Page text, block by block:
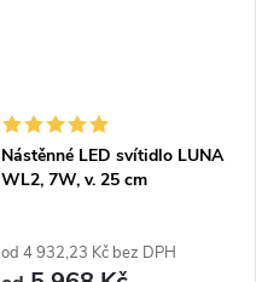
Nástěnné LED svítidlo LUNA
WL2, 7W, v. 25 cm
od 4 932,23 Kč bez DPH